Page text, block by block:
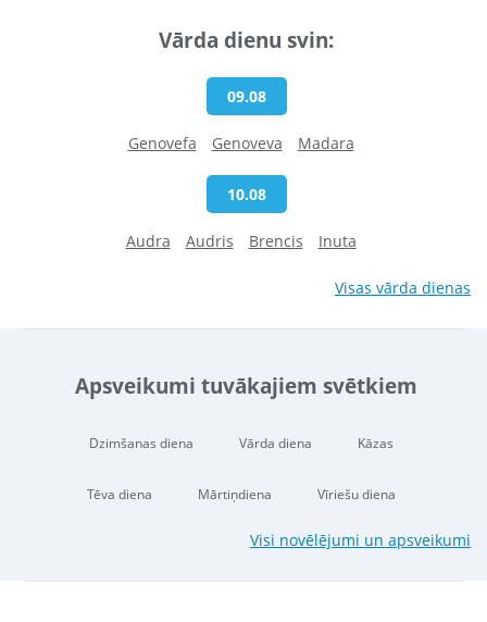
Vārda dienu svin:
09.08
Genovefa Genoveva Madara
10.08
Audra Audris Brencis Inuta
Visas vārda dienas
Apsveikumi tuvākajiem svētkiem
Dzimšanas diena Vārda diena Kāzas
Tēva diena Mārtiņdiena Vīriešu diena
Visi novēlējumi un apsveikumi